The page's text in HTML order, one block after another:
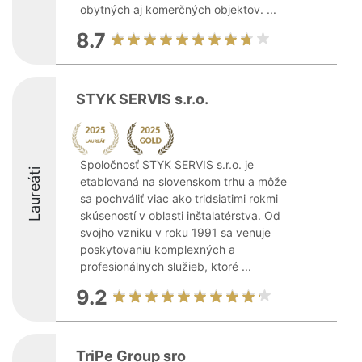
obytných aj komerčných objektov. ...
8.7
Laureáti
STYK SERVIS s.r.o.
Spoločnosť STYK SERVIS s.r.o. je
etablovaná na slovenskom trhu a môže
sa pochváliť viac ako tridsiatimi rokmi
skúseností v oblasti inštalatérstva. Od
svojho vzniku v roku 1991 sa venuje
poskytovaniu komplexných a
profesionálnych služieb, ktoré ...
9.2
TriPe Group sro